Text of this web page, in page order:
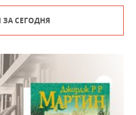
СЕГОДНЯ